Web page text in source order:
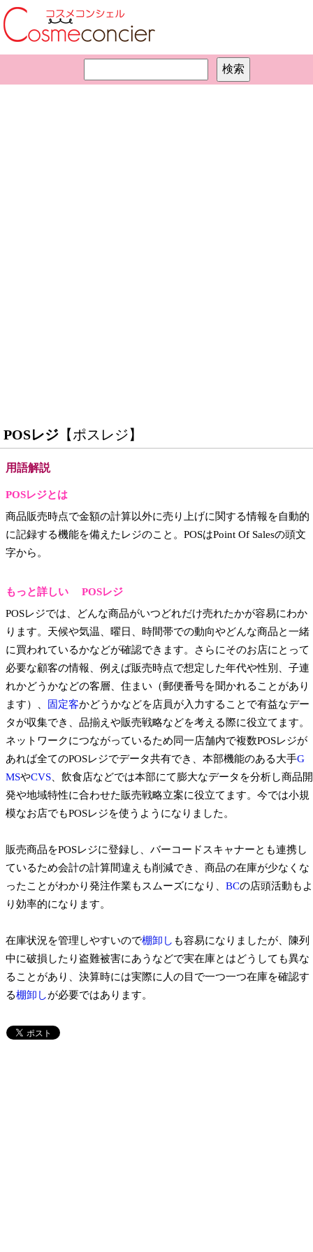
POSレジ 【ポスレジ】
用語解説
POSレジとは
商品販売時点で金額の計算以外に売り上げに関する情報を自動的
に記録する機能を備えたレジのこと。POSはPoint Of Salesの頭文
字から。
もっと詳しい POSレジ
POSレジでは、どんな商品がいつどれだけ売れたかが容易にわか
ります。天候や気温、曜日、時間帯での動向やどんな商品と一緒
に買われているかなどが確認できます。さらにそのお店にとって
必要な顧客の情報、例えば販売時点で想定した年代や性別、子連
れかどうかなどの客層、住まい（郵便番号を聞かれることがあり
ます）、
固定客かどうかなどを店員が入力することで有益なデー
タが収集でき、品揃えや販売戦略などを考える際に役立てます。
ネットワークにつながっているため同一店舗内で複数POSレジが
あれば全てのPOSレジでデータ共有でき、本部機能のある大手G
MSやCVS 、飲食店などでは本部にて膨大なデータを分析し商品開
発や地域特性に合わせた販売戦略立案に役立てます。今では小規
模なお店でもPOSレジを使うようになりました。
販売商品をPOSレジに登録し、バーコードスキャナーとも連携し
ているため会計の計算間違えも削減でき、商品の在庫が少なくな
ったことがわかり発注作業もスムーズになり、 BCの店頭活動もよ
り効率的になります。
在庫状況を管理しやすいので棚卸し も容易になりましたが、陳列
中に破損したり盗難被害にあうなどで実在庫とはどうしても異な
ることがあり、決算時には実際に人の目で一つ一つ在庫を確認す
る棚卸しが必要ではあります。